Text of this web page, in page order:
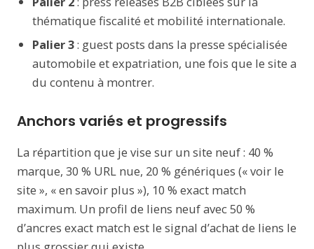
thématique fiscalité et mobilité internationale.
Palier 3: guest posts dans la presse spécialisée
automobile et expatriation, une fois que le site a
du contenu à montrer.
Anchors variés et progressifs
La répartition que je vise sur un site neuf : 40 %
marque, 30 % URL nue, 20 % génériques (« voir le
site », « en savoir plus »), 10 % exact match
maximum. Un profil de liens neuf avec 50 %
d’ancres exact match est le signal d’achat de liens le